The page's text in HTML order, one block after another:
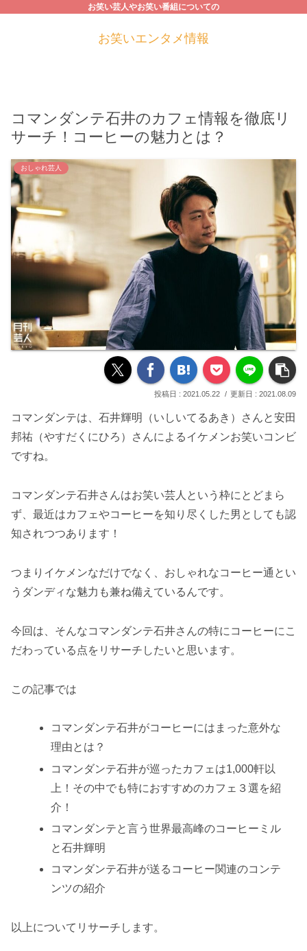
お笑い芸人やお笑い番組についての
お笑いエンタメ情報
コマンダンテ石井のカフェ情報を徹底リ
サーチ！コーヒーの魅力とは？
おしゃれ芸人
2021.05.22 2021.08.09
コマンダンテは、石井輝明（いしいてるあき）さんと安田
邦祐（やすだくにひろ）さんによるイケメンお笑いコンビ
ですね。
コマンダンテ石井さんはお笑い芸人という枠にとどまら
ず、最近はカフェやコーヒーを知り尽くした男としても認
知されつつあります！
つまりイケメンなだけでなく、おしゃれなコーヒー通とい
うダンディな魅力も兼ね備えているんです。
今回は、そんなコマンダンテ石井さんの特にコーヒーにこ
だわっている点をリサーチしたいと思います。
この記事では
コマンダンテ石井がコーヒーにはまった意外な
理由とは？
コマンダンテ石井が巡ったカフェは1,000軒以
上！その中でも特におすすめのカフェ３選を紹
介！
コマンダンテと言う世界最高峰のコーヒーミル
と石井輝明
コマンダンテ石井が送るコーヒー関連のコンテ
ンツの紹介
以上についてリサーチします。